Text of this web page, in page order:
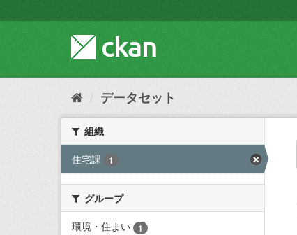
キ
て
データセット
組織
住宅課
1
グループ
環境・住まい
1